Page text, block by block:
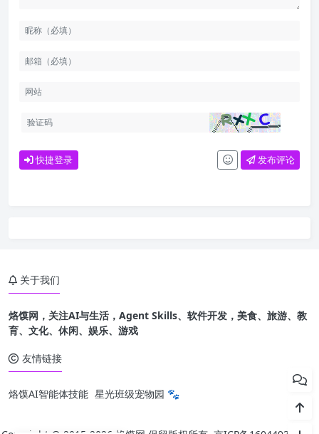
快捷登录 发布评论
关于我们
烙馍网，关注AI与生活，Agent Skills、软件开发，美食、旅游、教
育、文化、休闲、娱乐、游戏
友情链接
烙馍AI智能体技能 星光班级宠物园 🐾